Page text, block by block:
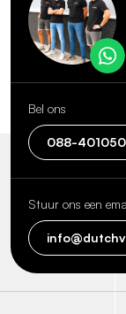
Bel ons
088-
Stuur ons een